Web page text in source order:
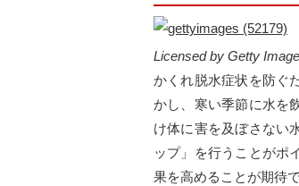
Licensed by Getty
かくれ脱水症状を防ぐ
かし、寒い季節に水を
け体に害を及ぼさない
ップ」を行うことがポ
果を高めることが期待で